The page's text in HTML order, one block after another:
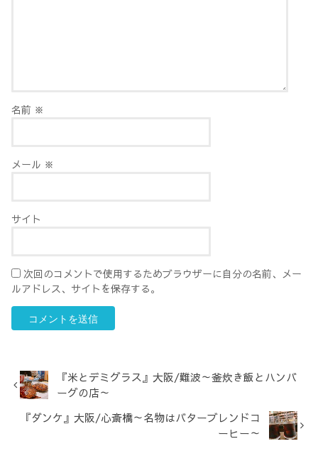
名前 ※
メール ※
サイト
次回のコメントで使用するためブラウザーに自分の名前、メー
ルアドレス、サイトを保存する。
『米とデミグラス』大阪/難波～釜炊き飯とハンバ
ーグの店～
『ダンケ』大阪/心斎橋～名物はバターブレンドコ
ーヒー～